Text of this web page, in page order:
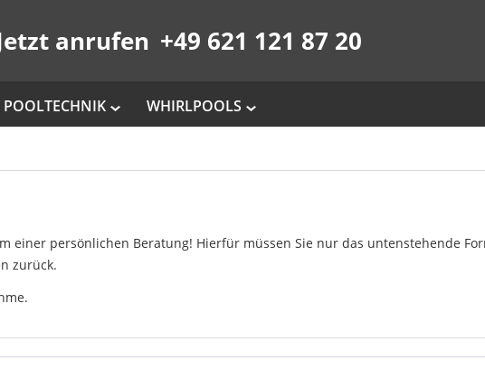
anrufen +49 621 121 87 20
POOLTECHNIK WHIRLPOOLS
einer persönlichen Beratung! Hierfür müssen Sie nur das untenstehende
zurück.